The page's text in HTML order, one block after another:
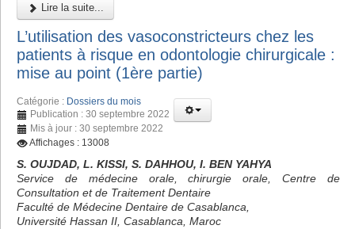
Lire la suite...
L’utilisation des vasoconstricteurs chez les
patients à risque en odontologie chirurgicale :
mise au point (1ère partie)
Catégorie : Dossiers du mois
Publication : 30 septembre 2022
Mis à jour : 30 septembre 2022
Affichages : 13008
S. OUJDAD, L. KISSI, S. DAHHOU, I. BEN YAHYA
Service de médecine orale, chirurgie orale, Centre de
Consultation et de Traitement Dentaire
Faculté de Médecine Dentaire de Casablanca,
Université Hassan II, Casablanca, Maroc